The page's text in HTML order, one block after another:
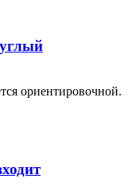
ориентировочной.